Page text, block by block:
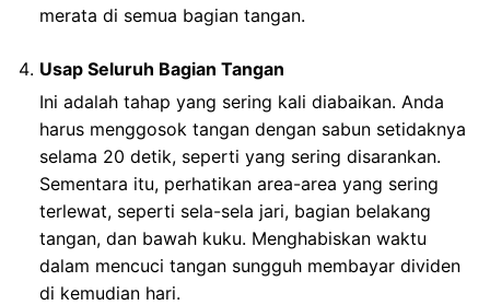
merata di semua bagian tangan.
Usap Seluruh Bagian Tangan
Ini adalah tahap yang sering kali diabaikan. Anda
harus menggosok tangan dengan sabun setidaknya
selama 20 detik, seperti yang sering disarankan.
Sementara itu, perhatikan area-area yang sering
terlewat, seperti sela-sela jari, bagian belakang
tangan, dan bawah kuku. Menghabiskan waktu
dalam mencuci tangan sungguh membayar dividen
di kemudian hari.